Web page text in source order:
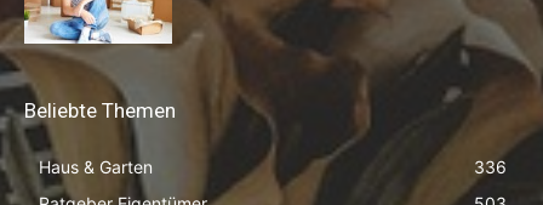
Beliebte Themen
Haus & Garten
336